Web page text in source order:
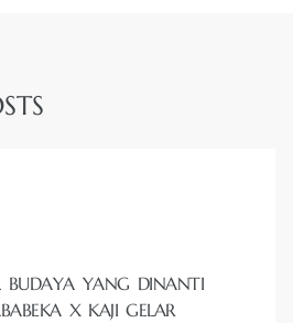
BUDAYA YANG DINANTI
X KAJI GELAR